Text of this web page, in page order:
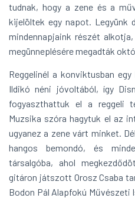
tudnak, hogy a zene és a
kijelöltek egy napot. Legyünk
mindennapjaink részét
megünneplésére megadták
Reggelinél a konviktusban
Ildikó néni jóvoltából, így
fogyaszthattuk el a reggeli
Muzsika szóra hagytuk el az
ugyanez a zene várt minket.
hangos bemondó, és
társalgóba, ahol
gitáron játszott Orosz Csaba
Bodon Pál Alapfokú Művészeti